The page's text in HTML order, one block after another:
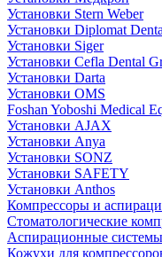
Установки Stern Weber
Установки Diplomat
Установки Siger
Установки Cefla Dental
Установки Darta
Установки OMS
Foshan Yoboshi Medical
Установки AJAX
Установки Anya
Установки SONZ
Установки SAFETY
Установки Anthos
Компрессоры и
Стоматологические
Аспирационные системы
Кожухи для